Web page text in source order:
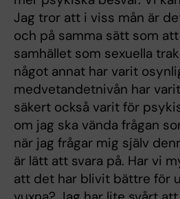
Jag tror att i viss mån är
och på samma sätt som
samhället som sexuella
något annat har varit
medvetandetnivån har
säkert också varit för
om jag ska vända frågan
när jag frågar mig själv
är lätt att svara på. Har vi
att det har blivit bättre för